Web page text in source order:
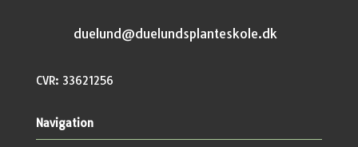
duelund@duelundsplanteskole.dk
CVR: 33621256
Navigation